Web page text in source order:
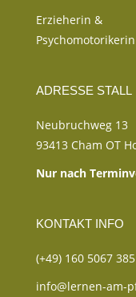
Erzieherin &
Psychomotorikerin
ADRESSE STALL
Neubruchweg 13
93413 Cham OT
Nur nach
KONTAKT INFO
(+49) 160 5067 385
info@lernen-am-